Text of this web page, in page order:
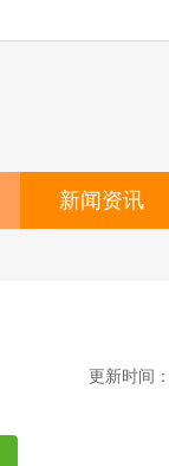
新闻资讯
更新时间